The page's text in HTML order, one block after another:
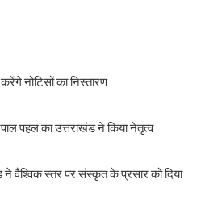
नोटिसों का निस्तारण
पहल का उत्तराखंड ने किया नेतृत्व
ने वैश्विक स्तर पर संस्कृत के प्रसार को दिया